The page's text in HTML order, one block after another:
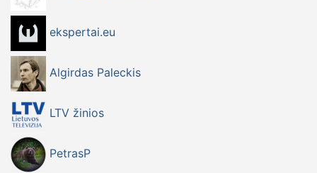
ekspertai.eu
Algirdas Paleckis
LTV žinios
PetrasP